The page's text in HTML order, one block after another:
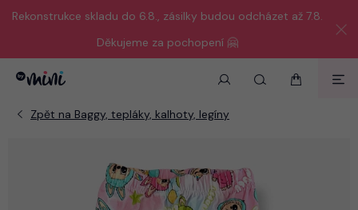
Rekonstrukce skladu do 6.8., zásilky budou odcházet až 7.8.
Děkujeme za pochopení 🤗